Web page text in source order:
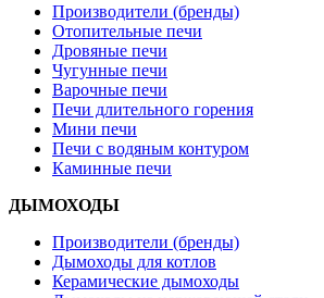
Производители (бренды)
Отопительные печи
Дровяные печи
Чугунные печи
Варочные печи
Печи длительного горения
Мини печи
Печи с водяным контуром
Каминные печи
ДЫМОХОДЫ
Производители (бренды)
Дымоходы для котлов
Керамические дымоходы